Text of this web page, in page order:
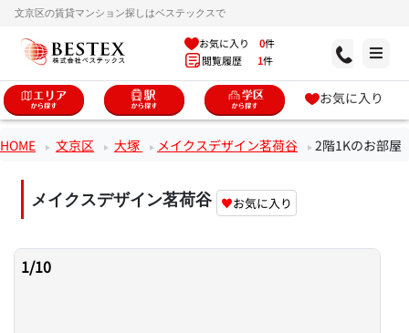
文京区の賃貸マンション探しはベステックスで
お気に入り 0件
閲覧履歴 1件
お気に入り
HOME 文京区 大塚 メイクスデザイン茗荷谷 2階1Kのお部屋
メイクスデザイン茗荷谷 ♥お気に入り
1/10